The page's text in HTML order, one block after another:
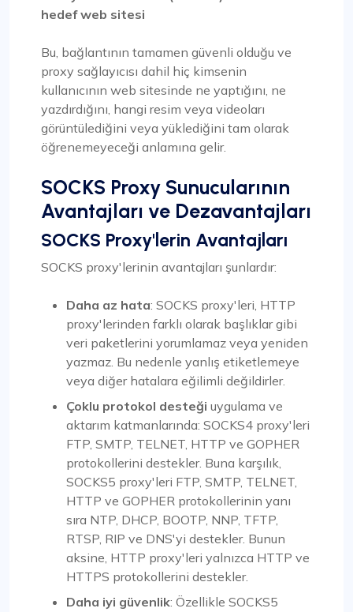
hedef web sitesi
Bu, bağlantının tamamen güvenli olduğu ve
proxy sağlayıcısı dahil hiç kimsenin
kullanıcının web sitesinde ne yaptığını, ne
yazdırdığını, hangi resim veya videoları
görüntülediğini veya yüklediğini tam olarak
öğrenemeyeceği anlamına gelir.
SOCKS Proxy Sunucularının
Avantajları ve Dezavantajları
SOCKS Proxy'lerin Avantajları
SOCKS proxy'lerinin avantajları şunlardır:
Daha az hata: SOCKS proxy'leri, HTTP
proxy'lerinden farklı olarak başlıklar gibi
veri paketlerini yorumlamaz veya yeniden
yazmaz. Bu nedenle yanlış etiketlemeye
veya diğer hatalara eğilimli değildirler.
Çoklu protokol desteği uygulama ve
aktarım katmanlarında: SOCKS4 proxy'leri
FTP, SMTP, TELNET, HTTP ve GOPHER
protokollerini destekler. Buna karşılık,
SOCKS5 proxy'leri FTP, SMTP, TELNET,
HTTP ve GOPHER protokollerinin yanı
sıra NTP, DHCP, BOOTP, NNP, TFTP,
RTSP, RIP ve DNS'yi destekler. Bunun
aksine, HTTP proxy'leri yalnızca HTTP ve
HTTPS protokollerini destekler.
Daha iyi güvenlik: Özellikle SOCKS5